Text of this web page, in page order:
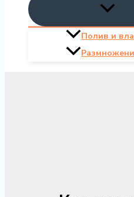
Полив и